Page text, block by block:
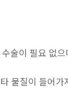
술이 필요 없
물질이 들어